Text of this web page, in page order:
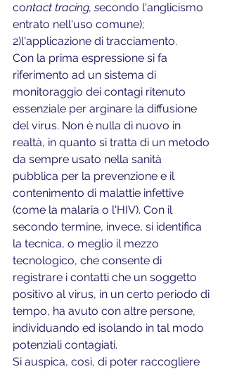
contact tracing, secondo l'anglicismo
entrato nell'uso comune);
2)l'applicazione di tracciamento.
Con la prima espressione si fa
riferimento ad un sistema di
monitoraggio dei contagi ritenuto
essenziale per arginare la diffusione
del virus. Non è nulla di nuovo in
realtà, in quanto si tratta di un metodo
da sempre usato nella sanità
pubblica per la prevenzione e il
contenimento di malattie infettive
(come la malaria o l'HIV). Con il
secondo termine, invece, si identifica
la tecnica, o meglio il mezzo
tecnologico, che consente di
registrare i contatti che un soggetto
positivo al virus, in un certo periodo di
tempo, ha avuto con altre persone,
individuando ed isolando in tal modo
potenziali contagiati.
Si auspica, così, di poter raccogliere